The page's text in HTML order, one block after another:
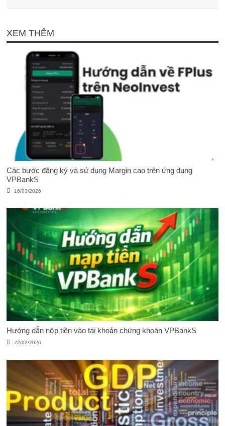
XEM THÊM
Các bước đăng ký và sử dụng Margin cao trên ứng dụng
VPBankS
16/03/2026
Hướng dẫn nộp tiền vào tài khoản chứng khoán VPBankS
22/02/2026